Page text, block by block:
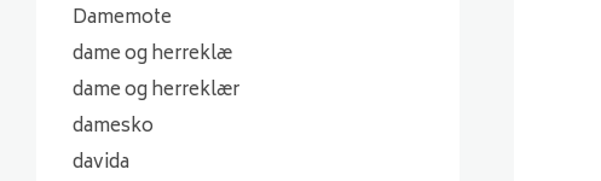
Damemote
dame og herreklæ
dame og herreklær
damesko
davida